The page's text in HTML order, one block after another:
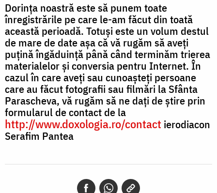
Dorința noastră este să punem toate
înregistrările pe care le-am făcut din toată
această perioadă. Totuși este un volum destul
de mare de date așa că vă rugăm să aveți
puțină îngăduință până când terminăm trierea
materialelor și conversia pentru Internet. În
cazul în care aveți sau cunoașteți persoane
care au făcut fotografii sau filmări la Sfânta
Parascheva, vă rugăm să ne dați de știre prin
formularul de contact de la
http://www.doxologia.ro/contact ierodiacon
Serafim Pantea